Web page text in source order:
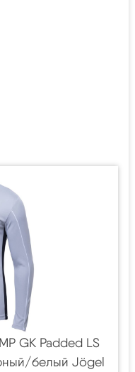
GK Padded LS
белый Jögel